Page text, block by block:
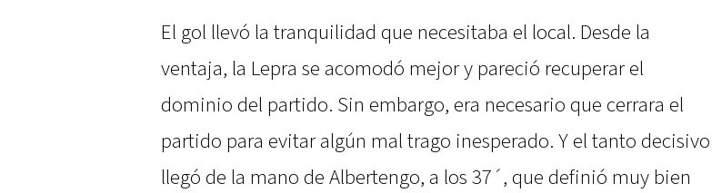
El gol llevó la tranquilidad que necesitaba el local. Desde la
ventaja, la Lepra se acomodó mejor y pareció recuperar el
dominio del partido. Sin embargo, era necesario que cerrara el
partido para evitar algún mal trago inesperado. Y el tanto decisivo
llegó de la mano de Albertengo, a los 37´, que definió muy bien